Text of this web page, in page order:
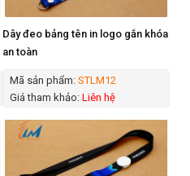
Dây đeo bảng tên in logo gắn khóa
an toàn
Mã sản phẩm: STLM12
Giá tham khảo: Liên hệ